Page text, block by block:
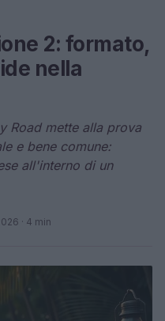
2: formato,
nella
Road mette alla prova
e bene comune:
all'interno di un
· 4 min